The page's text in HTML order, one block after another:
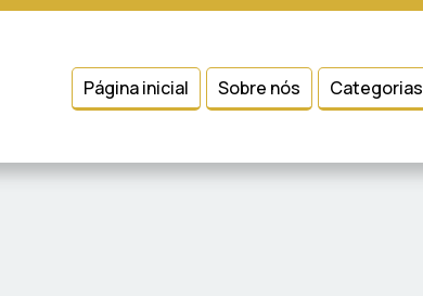
Página inicial Sobre nós Categorias